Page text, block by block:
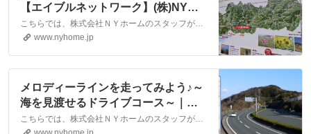
【エイブルネットワーク】(株)NYホ
ーム 松山市・大洲市の賃貸・不動
産
こちらでは、株式会社ＮＹホームのスタッフが執筆したスタッフブログ記事、「西予市宇和町に行ってきました♪」をご紹介しております。他にも様々なテーマの記事がありますので、お住まい探しの合間にぜひご一読ください！
www.nyhome.jp
メロディーラインを走ってみよう♪～
海を見渡せるドライブコース～｜松
山市・大洲市の賃貸・不動産なら株こちらでは、株式会社ＮＹホームのスタッフが執筆したスタッフブログ記事、「メロディーラインを走ってみよう♪～海を見渡せるドライブコース～」をご紹介しております。他にも様々なテーマの記事がありますので、お住まい探しの合間にぜひご一読ください！